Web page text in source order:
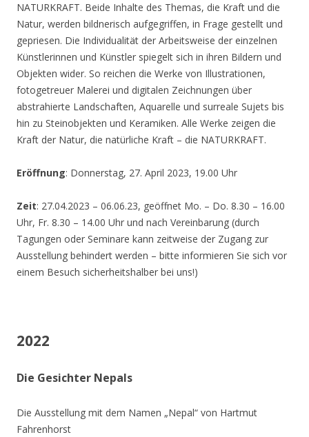
NATURKRAFT. Beide Inhalte des Themas, die Kraft und die
Natur, werden bildnerisch aufgegriffen, in Frage gestellt und
gepriesen. Die Individualität der Arbeitsweise der einzelnen
Künstlerinnen und Künstler spiegelt sich in ihren Bildern und
Objekten wider. So reichen die Werke von Illustrationen,
fotogetreuer Malerei und digitalen Zeichnungen über
abstrahierte Landschaften, Aquarelle und surreale Sujets bis
hin zu Steinobjekten und Keramiken. Alle Werke zeigen die
Kraft der Natur, die natürliche Kraft – die NATURKRAFT.
Eröffnung: Donnerstag, 27. April 2023, 19.00 Uhr
Zeit: 27.04.2023 – 06.06.23, geöffnet Mo. – Do. 8.30 – 16.00
Uhr, Fr. 8.30 – 14.00 Uhr und nach Vereinbarung (durch
Tagungen oder Seminare kann zeitweise der Zugang zur
Ausstellung behindert werden – bitte informieren Sie sich vor
einem Besuch sicherheitshalber bei uns!)
2022
Die Gesichter Nepals
Die Ausstellung mit dem Namen „Nepal“ von Hartmut
Fahrenhorst